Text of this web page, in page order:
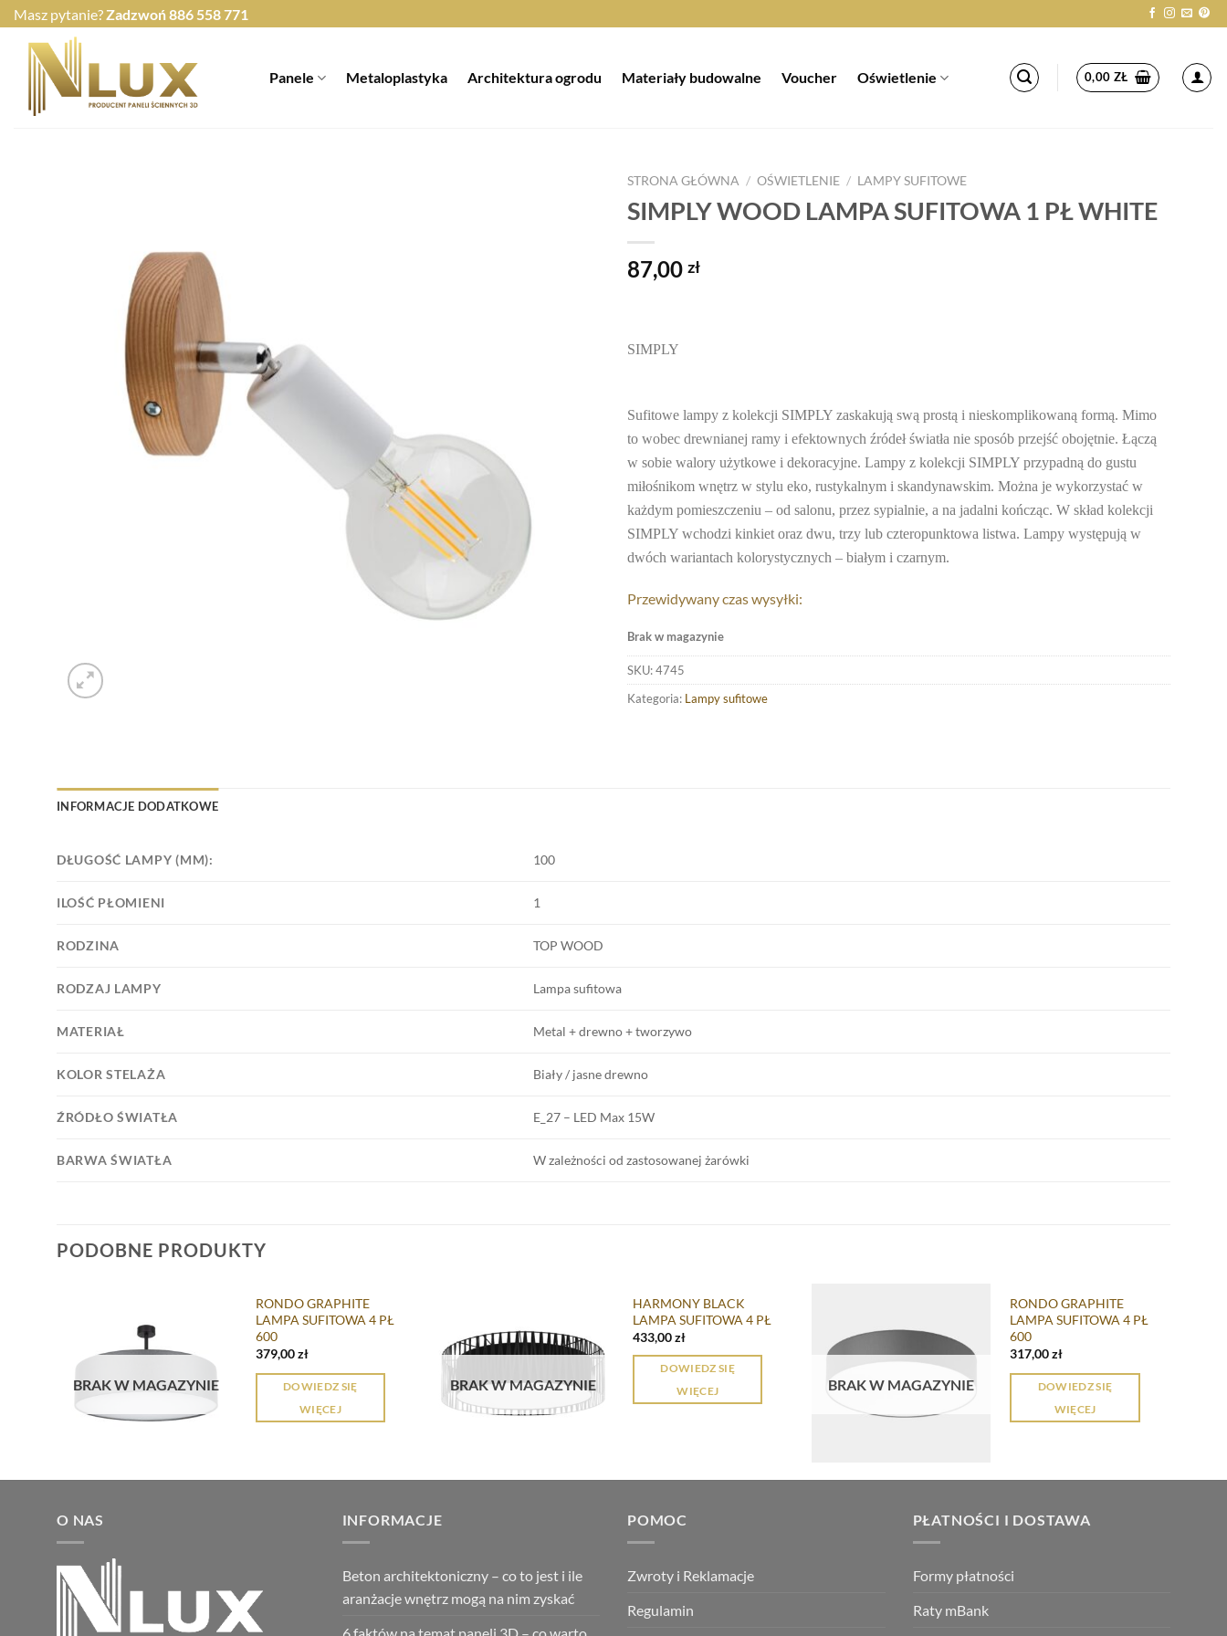
Przewiń
do
zawartości
Masz pytanie? Zadzwoń886 558 771
Panele Metaloplastyka Architektura ogrodu Materiały budowalne Voucher Oświetlenie 0,00 ZŁ
STRONA GŁÓWNA / OŚWIETLENIE / LAMPY SUFITOWE
SIMPLY WOOD LAMPA SUFITOWA 1 PŁ WHITE
87,00 zł
SIMPLY
Sufitowe lampy z kolekcji SIMPLY zaskakują swą prostą i nieskomplikowaną formą. Mimo
to wobec drewnianej ramy i efektownych źródeł światła nie sposób przejść obojętnie. Łączą
w sobie walory użytkowe i dekoracyjne. Lampy z kolekcji SIMPLY przypadną do gustu
miłośnikom wnętrz w stylu eko, rustykalnym i skandynawskim. Można je wykorzystać w
każdym pomieszczeniu – od salonu, przez sypialnie, a na jadalni kończąc. W skład kolekcji
SIMPLY wchodzi kinkiet oraz dwu, trzy lub czteropunktowa listwa. Lampy występują w
dwóch wariantach kolorystycznych – białym i czarnym.
Przewidywany czas wysyłki:
Brak w magazynie
SKU:4745
Kategoria: Lampy sufitowe
INFORMACJE DODATKOWE
DŁUGOŚĆ LAMPY (MM): 100
ILOŚĆ PŁOMIENI 1
RODZINA TOP WOOD
RODZAJ LAMPY Lampa sufitowa
MATERIAŁ Metal + drewno + tworzywo
KOLOR STELAŻA Biały / jasne drewno
ŹRÓDŁO ŚWIATŁA E_27 – LED Max 15W
BARWA ŚWIATŁA W zależności od zastosowanej żarówki
PODOBNE PRODUKTY
Dodaj do
BRAK W MAGAZYNIE
RONDO GRAPHITE
LAMPA SUFITOWA 4 PŁ
600
379,00zł
DOWIEDZ SIĘ
WIĘCEJ
przechowalni
BRAK W MAGAZYNIE
HARMONY BLACK
LAMPA SUFITOWA 4 PŁ
433,00zł
DOWIEDZ SIĘ
WIĘCEJ
Dodaj do
przechowalni
BRAK W MAGAZYNIE
RONDO GRAPHITE
LAMPA SUFITOWA 4 PŁ
600
317,00zł
DOWIEDZ SIĘ
WIĘCEJ
O NAS INFORMACJE
Beton architektoniczny – co to jest i ile
aranżacje wnętrz mogą na nim zyskać
POMOC
Zwroty i Reklamacje
Regulamin
PŁATNOŚCI I DOSTAWA
Formy płatności
Raty mBank